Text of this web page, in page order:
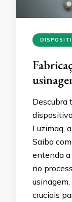
Descubra
Luzimaq,
Saiba
entenda
no
cruciais